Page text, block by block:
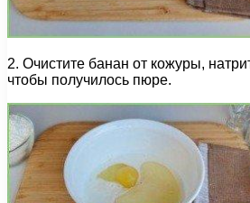
2. Очистите банан от кожуры,
чтобы получилось пюре.